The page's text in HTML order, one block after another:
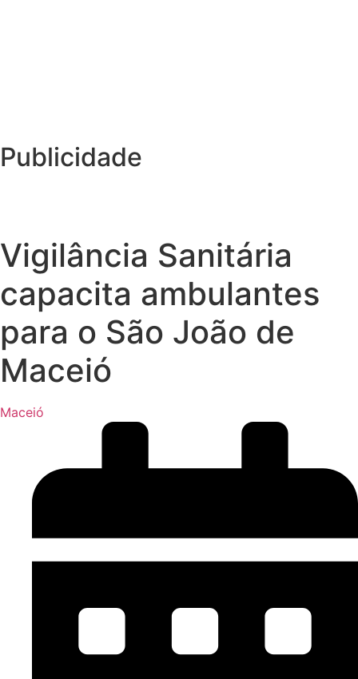
Publicidade
Vigilância Sanitária
capacita ambulantes
para o São João de
Maceió
Maceió